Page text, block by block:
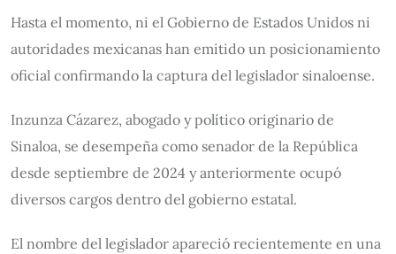
Hasta el momento, ni el Gobierno de Estados Unidos ni
autoridades mexicanas han emitido un posicionamiento
oficial confirmando la captura del legislador sinaloense.
Inzunza Cázarez, abogado y político originario de
Sinaloa, se desempeña como senador de la República
desde septiembre de 2024 y anteriormente ocupó
diversos cargos dentro del gobierno estatal.
El nombre del legislador apareció recientemente en una